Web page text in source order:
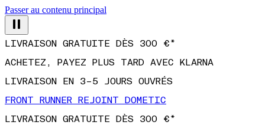
Passer au contenu principal
LIVRAISON GRATUITE DÈS 300 €*
ACHETEZ, PAYEZ PLUS TARD AVEC KLARNA
LIVRAISON EN 3–5 JOURS OUVRÉS
FRONT RUNNER REJOINT DOMETIC
LIVRAISON GRATUITE DÈS 300 €*